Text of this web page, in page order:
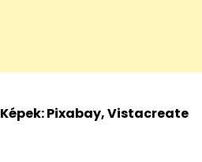
Képek: Pixabay, Vistacreate